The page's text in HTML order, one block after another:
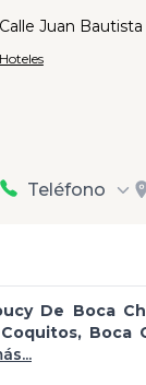
Calle Juan
Hoteles
Teléfono
De Boca
Boca